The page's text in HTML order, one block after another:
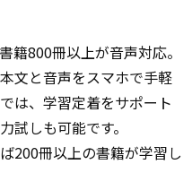
籍800冊以上が音声対応。
文と音声をスマホで手軽
は、学習定着をサポート
試しも可能です。
200冊以上の書籍が学習し